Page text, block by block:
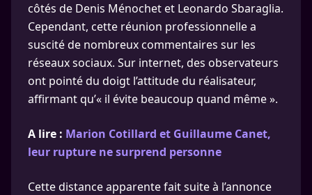
côtés de Denis Ménochet et Leonardo Sbaraglia.
Cependant, cette réunion professionnelle a
suscité de nombreux commentaires sur les
réseaux sociaux. Sur internet, des observateurs
ont pointé du doigt l’attitude du réalisateur,
affirmant qu’« il évite beaucoup quand même ».
A lire : Marion Cotillard et Guillaume Canet,
leur rupture ne surprend personne
Cette distance apparente fait suite à l’annonce